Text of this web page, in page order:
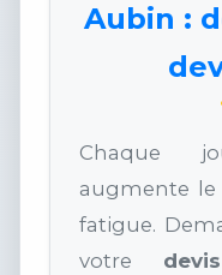
Aubin :
Chaque
augmente
fatigue.
votre